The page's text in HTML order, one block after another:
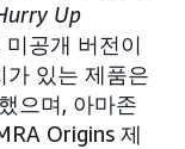
Up
미공개 버전이
가 있는 제품은
으며, 아마존
Origins 제